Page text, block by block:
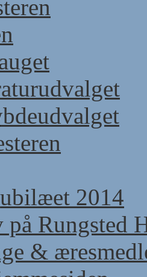
2014
på Rungsted
&